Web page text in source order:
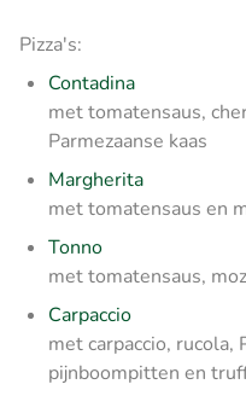
Pizza's:
Contadina
met tomatensaus,
Parmezaanse kaas
Margherita
met tomatensaus en
Tonno
met tomatensaus,
Carpaccio
met carpaccio, rucola,
pijnboompitten en